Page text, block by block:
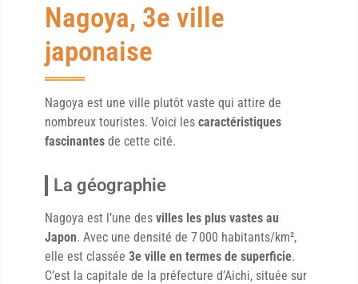
Nagoya, 3e ville
japonaise
Nagoya est une ville plutôt vaste qui attire de
nombreux touristes. Voici les caractéristiques
fascinantes de cette cité.
La géographie
Nagoya est l’une des villes les plus vastes au
Japon. Avec une densité de 7 000 habitants/km²,
elle est classée 3e ville en termes de superficie.
C’est la capitale de la préfecture d’Aichi, située sur